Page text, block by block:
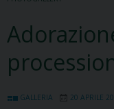
GALLERIA 20 APRILE